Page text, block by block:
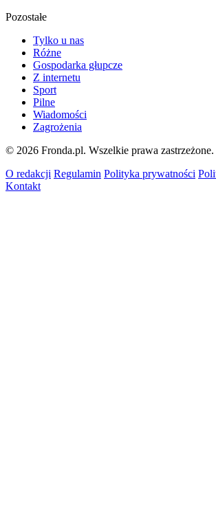
Pozostałe
Tylko u nas
Różne
Gospodarka głupcze
Z internetu
Sport
Pilne
Wiadomości
Zagrożenia
© 2026 Fronda.pl. Wszelkie prawa zastrzeżone.
O redakcji Regulamin Polityka prywatności
Kontakt